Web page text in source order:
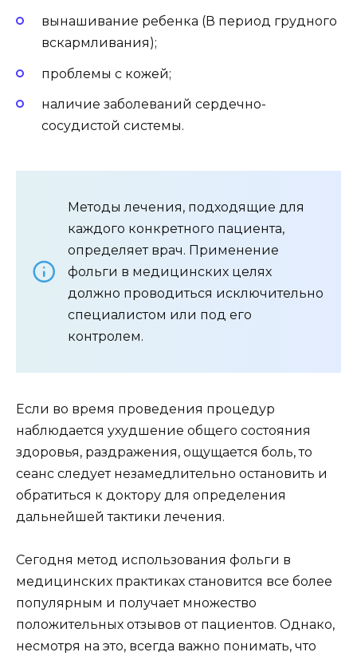
вынашивание ребенка (В период грудного
вскармливания);
проблемы с кожей;
наличие заболеваний сердечно-
сосудистой системы.
Методы лечения, подходящие для
каждого конкретного пациента,
определяет врач. Применение
фольги в медицинских целях
должно проводиться исключительно
специалистом или под его
контролем.
Если во время проведения процедур
наблюдается ухудшение общего состояния
здоровья, раздражения, ощущается боль, то
сеанс следует незамедлительно остановить и
обратиться к доктору для определения
дальнейшей тактики лечения.
Сегодня метод использования фольги в
медицинских практиках становится все более
популярным и получает множество
положительных отзывов от пациентов. Однако,
несмотря на это, всегда важно понимать, что